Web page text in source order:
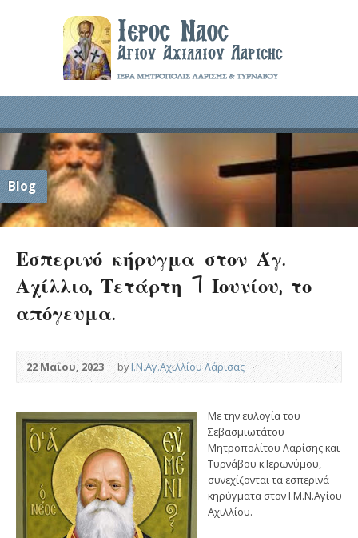
Blog
Εσπερινό κήρυγμα στον Άγ.
Αχίλλιο, Τετάρτη 7 Ιουνίου, το
απόγευμα.
22 Μαΐου, 2023 byΙ.Ν.Αγ.Αχιλλίου Λάρισας
Με την ευλογία του
Σεβασμιωτάτου
Μητροπολίτου Λαρίσης και
Τυρνάβου κ.Ιερωνύμου,
συνεχίζονται τα εσπερινά
κηρύγματα στον Ι.Μ.Ν.Αγίου
Αχιλλίου.